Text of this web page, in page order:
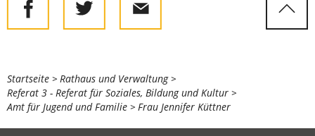
Sie
befinden
sich
Startseite
Rathaus und Verwaltung
Referat 3 - Referat für Soziales, Bildung und Kultur
Amt für Jugend und Familie
Frau Jennifer Küttner